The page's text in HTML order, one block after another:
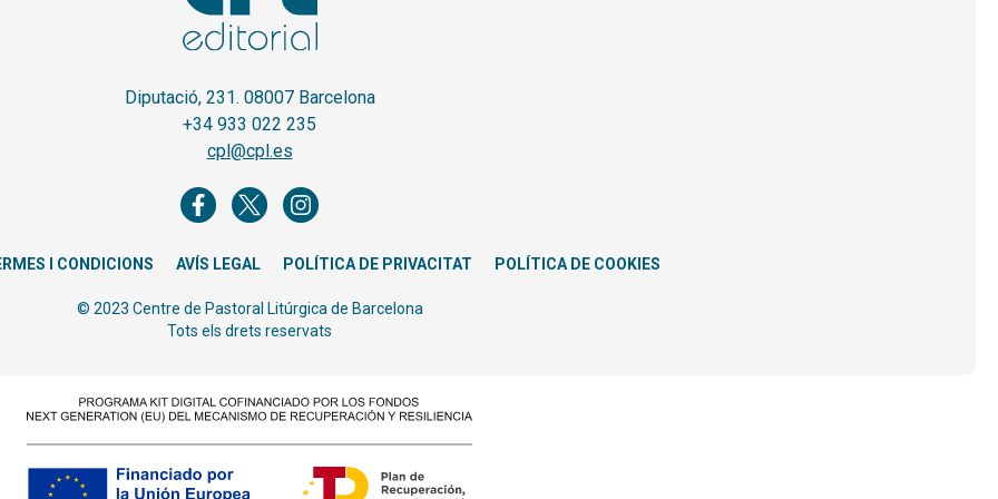
Diputació, 231. 08007 Barcelona
+34 933 022 235
cpl@cpl.es
I CONDICIONS AVÍS LEGAL POLÍTICA DE PRIVACITAT POLÍTICA DE COOKIES
© 2023 Centre de Pastoral Litúrgica de Barcelona
Tots els drets reservats